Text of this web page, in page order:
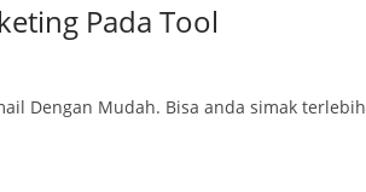
Pada Tool
Dengan Mudah. Bisa anda simak terlebih